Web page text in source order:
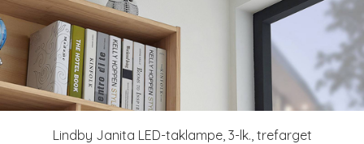
Lindby Janita LED-taklampe, 3-lk., trefarget